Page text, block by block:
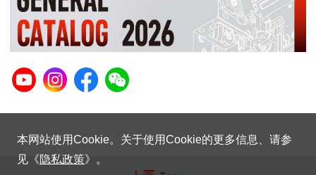
本网站使用Cookie。关于使用Cookie的更多信息、请参
见《隐私政策》。